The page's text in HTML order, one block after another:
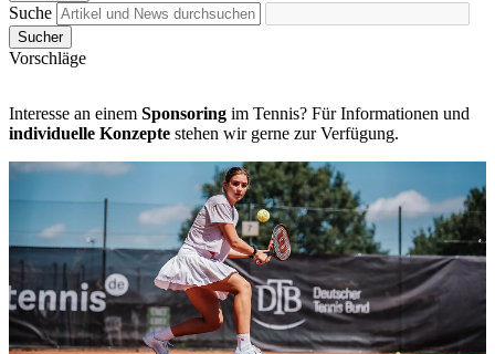
Suche
Sucher
Vorschläge
Interesse an einem Sponsoring im Tennis? Für Informationen und
individuelle Konzepte stehen wir gerne zur Verfügung.